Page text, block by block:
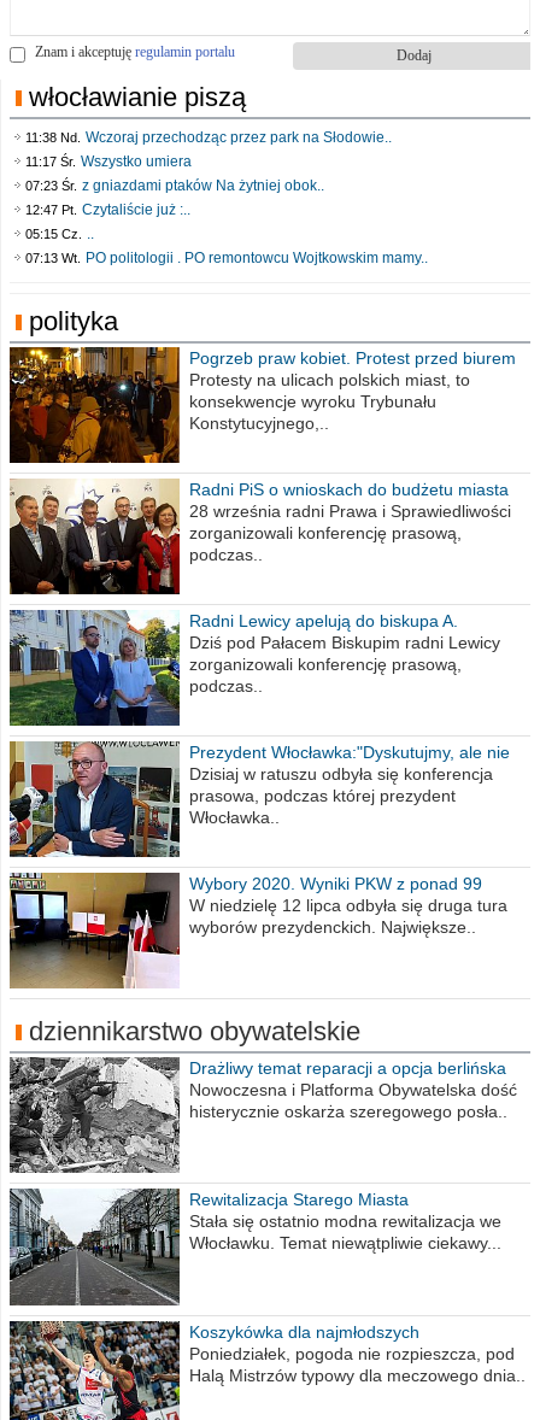
Znam i akceptuję regulamin portalu
włocławianie piszą
11:38 Nd. Wczoraj przechodząc przez park na Słodowie..
11:17 Śr. Wszystko umiera
07:23 Śr. z gniazdami ptaków Na żytniej obok..
12:47 Pt. Czytaliście już :..
05:15 Cz. ..
07:13 Wt. PO politologii . PO remontowcu Wojtkowskim mamy..
polityka
Pogrzeb praw kobiet. Protest przed biurem
poselskim PiS
Protesty na ulicach polskich miast, to
konsekwencje wyroku Trybunału
Konstytucyjnego,..
Radni PiS o wnioskach do budżetu miasta
na 2021 rok
28 września radni Prawa i Sprawiedliwości
zorganizowali konferencję prasową,
podczas..
Radni Lewicy apelują do biskupa A.
Wiesława Meringa
Dziś pod Pałacem Biskupim radni Lewicy
zorganizowali konferencję prasową,
podczas..
Prezydent Włocławka:"Dyskutujmy, ale nie
obrażajmy się”
Dzisiaj w ratuszu odbyła się konferencja
prasowa, podczas której prezydent
Włocławka..
Wybory 2020. Wyniki PKW z ponad 99
procent obwodów
W niedzielę 12 lipca odbyła się druga tura
wyborów prezydenckich. Największe..
dziennikarstwo obywatelskie
Drażliwy temat reparacji a opcja berlińska
Nowoczesna i Platforma Obywatelska dość
histerycznie oskarża szeregowego posła..
Rewitalizacja Starego Miasta
Stała się ostatnio modna rewitalizacja we
Włocławku. Temat niewątpliwie ciekawy...
Koszykówka dla najmłodszych
Poniedziałek, pogoda nie rozpieszcza, pod
Halą Mistrzów typowy dla meczowego dnia..